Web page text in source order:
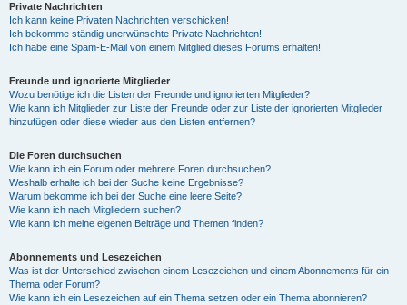
Private Nachrichten
Ich kann keine Privaten Nachrichten verschicken!
Ich bekomme ständig unerwünschte Private Nachrichten!
Ich habe eine Spam-E-Mail von einem Mitglied dieses Forums erhalten!
Freunde und ignorierte Mitglieder
Wozu benötige ich die Listen der Freunde und ignorierten Mitglieder?
Wie kann ich Mitglieder zur Liste der Freunde oder zur Liste der ignorierten Mitglieder
hinzufügen oder diese wieder aus den Listen entfernen?
Die Foren durchsuchen
Wie kann ich ein Forum oder mehrere Foren durchsuchen?
Weshalb erhalte ich bei der Suche keine Ergebnisse?
Warum bekomme ich bei der Suche eine leere Seite?
Wie kann ich nach Mitgliedern suchen?
Wie kann ich meine eigenen Beiträge und Themen finden?
Abonnements und Lesezeichen
Was ist der Unterschied zwischen einem Lesezeichen und einem Abonnements für ein
Thema oder Forum?
Wie kann ich ein Lesezeichen auf ein Thema setzen oder ein Thema abonnieren?